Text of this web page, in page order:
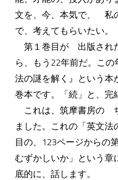
文を、今、本気で、 私
で、考えてもらいたい。
第１巻目が 出版され
ら、もう22年前だ。こ
法の謎を解く』という本
巻本です。「続」と、完
これは、筑摩書房の
ました。これの「英文法
目の、123ページからの
むずかしいか」という章
底的に、話します。